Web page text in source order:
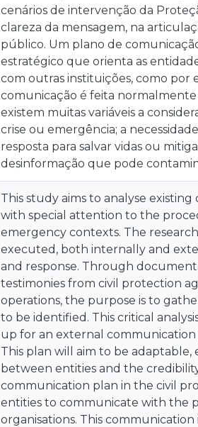
cenários de intervenção da
clareza da mensagem, na
público. Um plano de
estratégico que orienta as
com outras instituições, como por
comunicação é feita
existem muitas variáveis a
crise ou emergência; a
resposta para salvar vidas ou
desinformação que pode
This study aims to analyse
with special attention to the
emergency contexts. The
executed, both internally and
and response. Through
testimonies from civil protection
operations, the purpose is to
to be identified. This critical
up for an external
This plan will aim to be
between entities and the
communication plan in the civil
entities to communicate with the
organisations. This